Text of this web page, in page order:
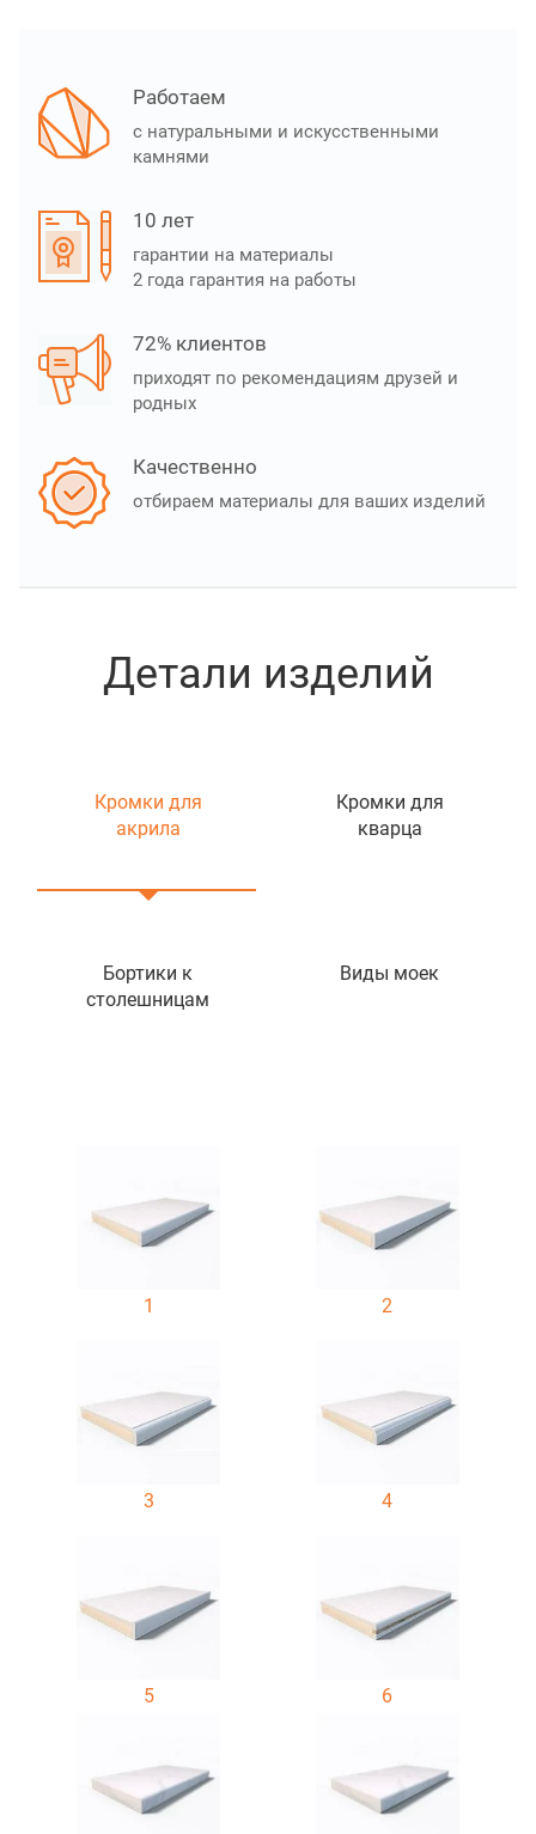
Работаем
с натуральными и искусственными
камнями
10 лет
гарантии на материалы
2 года гарантия на работы
72% клиентов
приходят по рекомендациям друзей и
родных
Качественно
отбираем материалы для ваших изделий
Детали изделий
Кромки для
акрила
Кромки для
кварца
Бортики к
столешницам
Виды моек
1 2
3 4
5 6